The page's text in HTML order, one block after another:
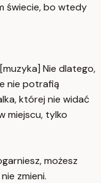
świecie, bo wtedy
Nie dlatego,
nie potrafią
której nie widać
miejscu, tylko
możesz
zmieni.